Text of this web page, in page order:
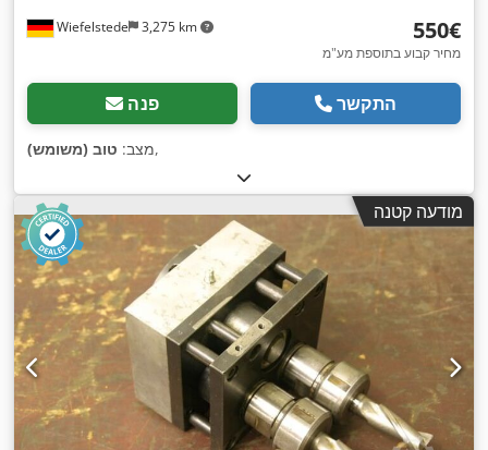
Wiefelstede 3,275 km ‏550 ‏€
מחיר קבוע בתוספת מע"מ
פנה התקשר
מצב: טוב (משומש) ,
מודעה קטנה